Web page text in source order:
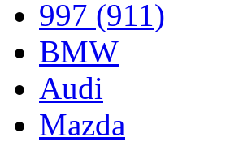
997 (911)
BMW
Audi
Mazda